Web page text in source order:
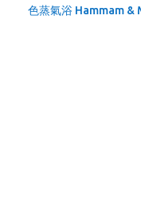
色蒸氣浴 Hammam &